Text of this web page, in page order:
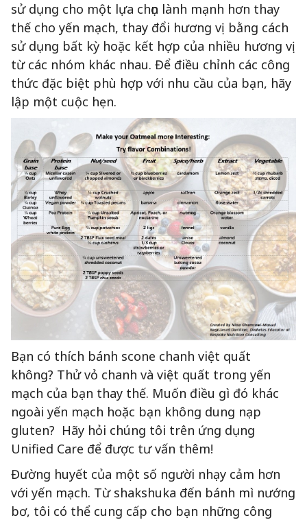
sử dụng cho một lựa chọn lành mạnh hơn thay
thế cho yến mạch, thay đổi hương vị bằng cách
sử dụng bất kỳ hoặc kết hợp của nhiều hương vị
từ các nhóm khác nhau. Để điều chỉnh các công
thức đặc biệt phù hợp với nhu cầu của bạn, hãy
lập một cuộc hẹn.
Bạn có thích bánh scone chanh việt quất
không? Thử vỏ chanh và việt quất trong yến
mạch của bạn thay thế. Muốn điều gì đó khác
ngoài yến mạch hoặc bạn không dung nạp
gluten? Hãy hỏi chúng tôi trên ứng dụng
Unified Care để được tư vấn thêm!
Đường huyết của một số người nhạy cảm hơn
với yến mạch. Từ shakshuka đến bánh mì nướng
bơ, tôi có thể cung cấp cho bạn những công